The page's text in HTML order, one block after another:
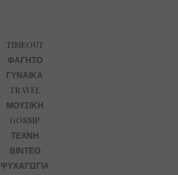
TIMEOUT
ΦΑΓΗΤΌ
ΓΥΝΑΊΚΑ
TRAVEL
ΜΟΥΣΙΚΉ
GOSSIP
ΤΈΧΝΗ
ΒΊΝΤΕΟ
ΨΥΧΑΓΩΓΊΑ